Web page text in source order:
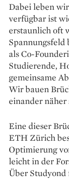
Dabei leben
verfügbar ist
erstaunlich oft
als Co-
Studierende,
gemeinsame
Wir bauen
einander näher
Eine dieser
ETH Zürich
Optimierung
leicht in der
Über